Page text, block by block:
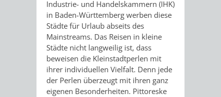
ET
RISSET
EINRICHTUNGEN
ORTSVEREINE
Industrie- und Handelskammern (IHK)
in Baden-Württemberg werben diese
Städte für Urlaub abseits des
Mainstreams. Das Reisen in kleine
Städte nicht langweilig ist, dass
beweisen die Kleinstadtperlen mit
ihrer individuellen Vielfalt. Denn jede
der Perlen überzeugt mit ihren ganz
eigenen Besonderheiten. Pittoreske